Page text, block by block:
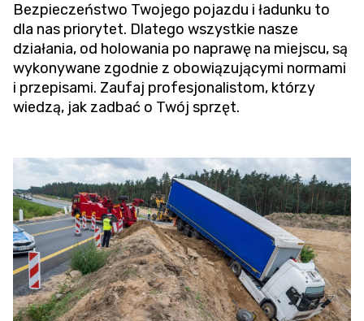
Bezpieczeństwo Twojego pojazdu i ładunku to
dla nas priorytet. Dlatego wszystkie nasze
działania, od holowania po naprawę na miejscu, są
wykonywane zgodnie z obowiązującymi normami
i przepisami. Zaufaj profesjonalistom, którzy
wiedzą, jak zadbać o Twój sprzęt.